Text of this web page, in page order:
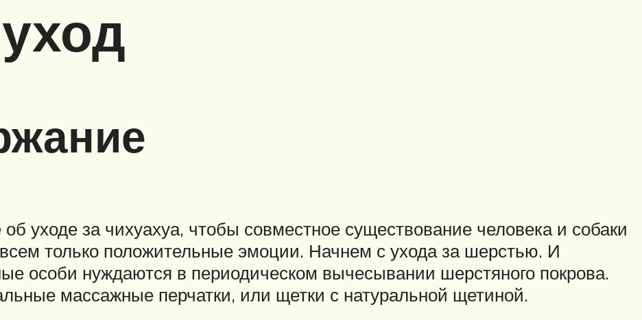
уходе за чихуахуа, чтобы совместное существование человека и собаки
только положительные эмоции. Начнем с ухода за шерстью. И
особи нуждаются в периодическом вычесывании шерстяного покрова.
массажные перчатки, или щетки с натуральной щетиной.